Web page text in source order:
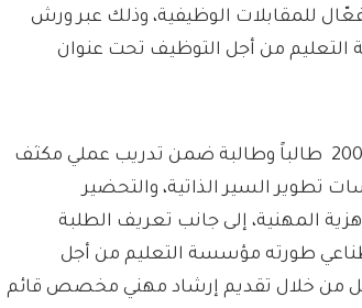
للمقابلات الوظيفية، وذلك عبر ورش
من أجل التوظيف تحت عنوان
واختُتم البرنامج مؤخراً ، حيث شارك فيها 200 طالباً وطالبة ضمن تدريب عملي مكثف
تطوير السير الذاتية، والتحضير
المهنية، إلى جانب تعريف الطلبة
طورته مؤسسة التعليم من أجل
من خلال تقديم إرشاد مهني مخصص قائم